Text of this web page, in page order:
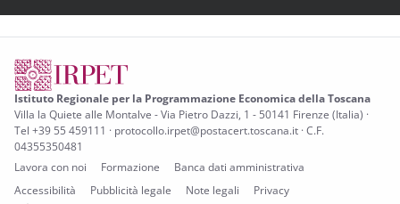
Istituto Regionale per la Programmazione Economica della Toscana
Villa la Quiete alle Montalve - Via Pietro Dazzi, 1 - 50141 Firenze (Italia) ·
Tel +39 55 459111 · protocollo.irpet@postacert.toscana.it · C.F.
04355350481
Lavora con noi
Formazione
Banca dati amministrativa
Accessibilità
Pubblicità legale Note legali Privacy